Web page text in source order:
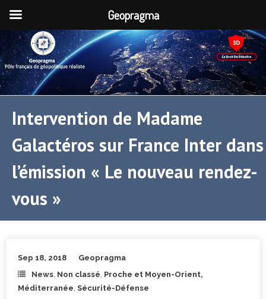
Intervention de Madame
Galactéros sur France Inter dans
l’émission « Le nouveau rendez-
vous »
Sep 18, 2018
Geopragma
News Non classé Proche et Moyen-Orient,
Méditerranée Sécurité-Défense
Geopragma